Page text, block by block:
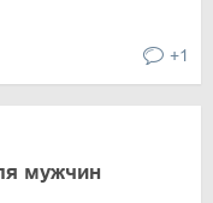
+1
мужчин